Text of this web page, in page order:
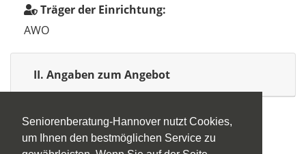
Seniorenberatung-Hannover nutzt Cookies,
um Ihnen den bestmöglichen Service zu
Träger der Einrichtung:
AWO
II. Angaben zum Angebot
Ist eine Anmeldung erforderlich:nein
Wird ein Kostenbeitrag erhoben:nein